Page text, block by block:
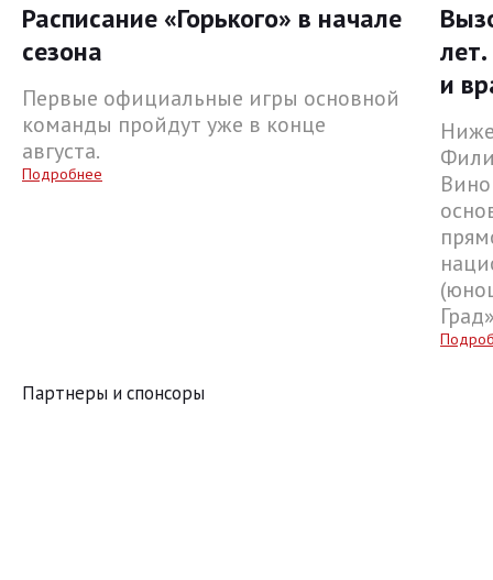
Расписание «Горького» в начале
сезона
Первые официальные игры основной
команды пройдут уже в конце
августа.
Подробнее
и
Партнеры и спонсоры